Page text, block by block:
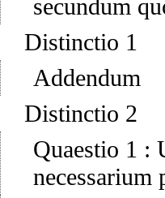
secundum
Distinctio 1
Addendum
Distinctio 2
Quaestio 1 :
necessarium